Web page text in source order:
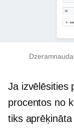
Ja izvēlēsities
procentos no
tiks